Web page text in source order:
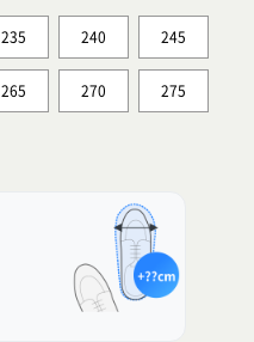
235 240 245
265 270 275